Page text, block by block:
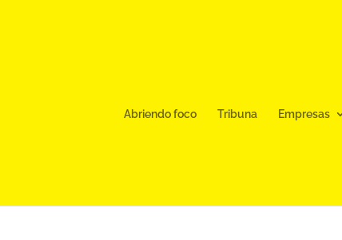
Abriendo foco Tribuna Empresas